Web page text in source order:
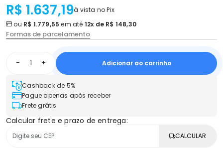
R$ 1.637,19à vista no Pix
ou R$ 1.779,55 em até 12x de R$ 148,30
Formas de parcelamento
- + Adicionar ao carrinho
Cashback de 5%
Pague apenas após receber
Frete grátis
Calcular frete e prazo de entrega:
CALCULAR